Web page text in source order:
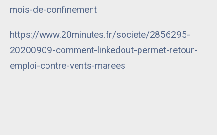
mois-de-confinement
https://www.20minutes.fr/societe/2856295-
20200909-comment-linkedout-permet-retour-
emploi-contre-vents-marees